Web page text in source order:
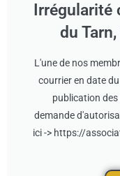
Irrégularité
du
L'une de nos
courrier en date
publication
demande
ici -> https://